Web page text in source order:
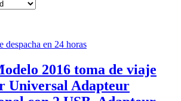
despacha en 24 horas
2016 toma de viaje
Universal Adapteur